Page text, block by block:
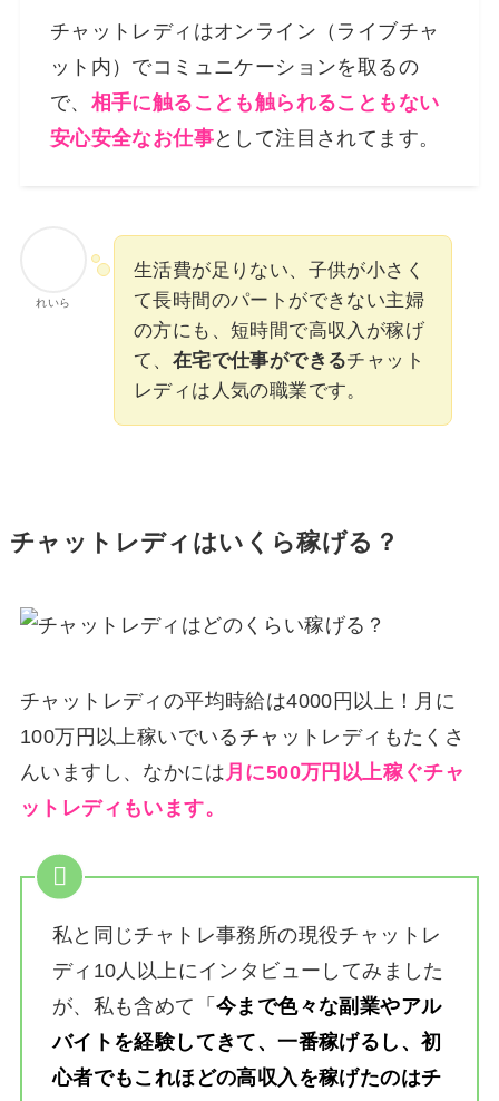
チャットレディはオンライン（ライブチャ
ット内）でコミュニケーションを取るの
で、 相手に触ることも触られることもない
安心安全なお仕事として注目されてます。
れいら
生活費が足りない、子供が小さく
て長時間のパートができない主婦
の方にも、短時間で高収入が稼げ
て、 在宅で仕事ができるチャット
レディは人気の職業です。
チャットレディはいくら稼げる？
チャットレディの平均時給は4000円以上！月に
100万円以上稼いでいるチャットレディもたくさ
んいますし、なかには 月に500万円以上稼ぐチャ
ットレディもいます。
私と同じチャトレ事務所の現役チャットレ
ディ10人以上にインタビューしてみました
が、私も含めて
「今まで色々な副業やアル
バイトを経験してきて、一番稼げるし、初
心者でもこれほどの高収入を稼げたのはチ